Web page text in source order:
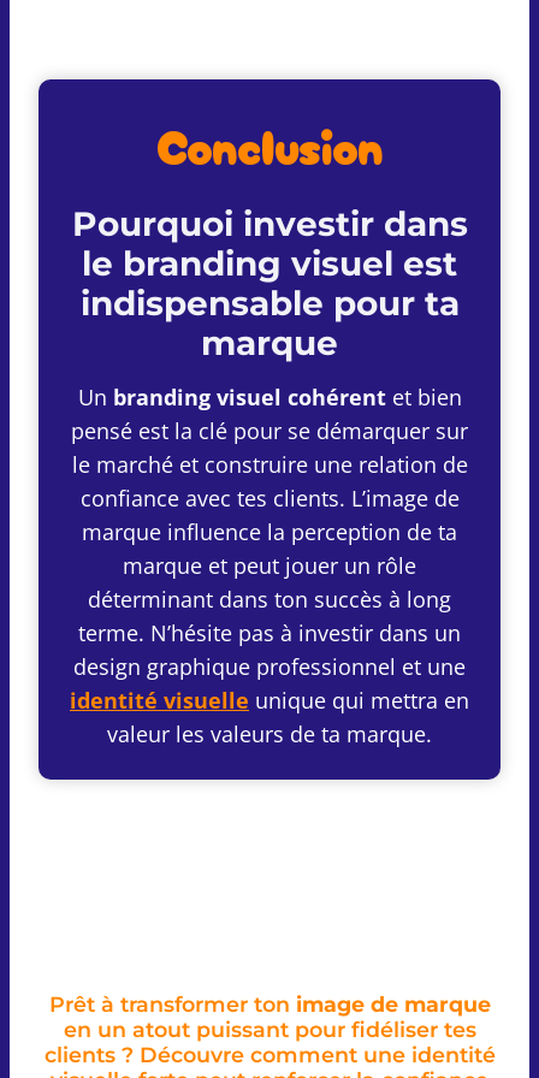
Conclusion
Pourquoi investir dans
le branding visuel est
indispensable pour ta
marque
Un branding visuel cohérentet bien
pensé est la clé pour se démarquer sur
le marché et construire une relation de
confiance avec tes clients. L’image de
marque influence la perception de ta
marque et peut jouer un rôle
déterminant dans ton succès à long
terme. N’hésite pas à investir dans un
design graphique professionnel et une
identité visuelle unique qui mettra en
valeur les valeurs de ta marque.
Prêt à transformer ton image de marque
en un atout puissant pour fidéliser tes
clients ? Découvre comment une identité